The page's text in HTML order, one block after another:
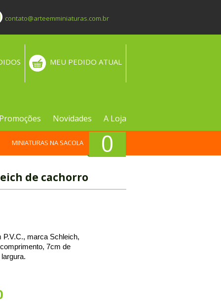
contato@arteemminiaturas.com.br
MEU PEDIDO ATUAL
Promoções Novidades A Loja
0
MINIATURAS NA SACOLA
de cachorro
P.V.C., marca Schleich,
7cm de